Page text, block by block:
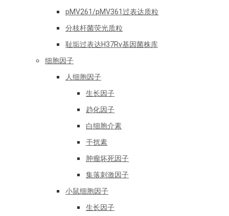
pMV261/pMV361过表达质粒
分枝杆菌荧光质粒
耻垢过表达H37Rv基因菌株库
细胞因子
人细胞因子
生长因子
趋化因子
白细胞介素
干扰素
肿瘤坏死因子
集落刺激因子
小鼠细胞因子
生长因子